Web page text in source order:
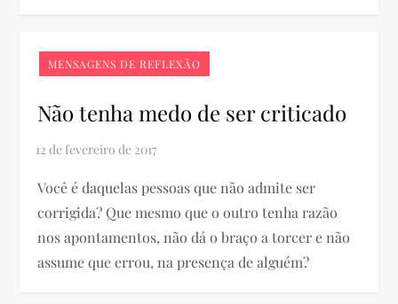
MENSAGENS DE REFLEXÃO
Não tenha medo de ser criticado
Você é daquelas pessoas que não admite ser
corrigida? Que mesmo que o outro tenha razão
nos apontamentos, não dá o braço a torcer e não
assume que errou, na presença de alguém?